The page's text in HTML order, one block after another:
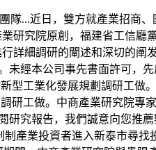
...近日，雙方就產業招商、
研究院原創，福建省工信廳
詳細調研的闡述和深切的阐
經本公司事先書面許可，先
型工業化發展規劃調研工做
研工做。中商產業研究院專
究報告，我們誠意向您推
產業投資者進入新泰市尋